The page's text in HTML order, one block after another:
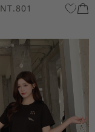
NT.801